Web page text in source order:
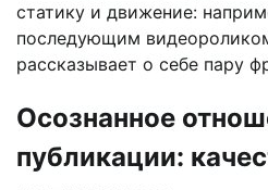
статику и движение:
последующим
рассказывает о себе пару
Осознанное
публикации: